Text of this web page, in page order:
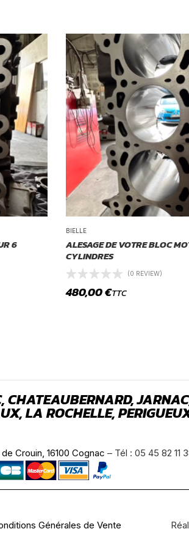
6
BIELLE
ALESAGE DE VOTRE BLOC
CYLINDRES
(0 REVIEW)
480,00€TTC
CHATEAUBERNARD,
LA ROCHELLE,
Crouin, 16100 Cognac – Tél : 05 45 82 11
Générales de Vente